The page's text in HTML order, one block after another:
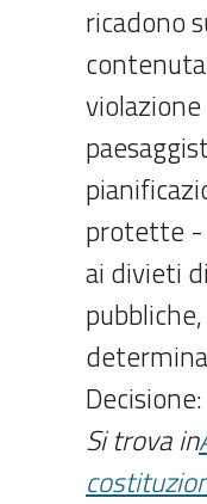
ricadono
protette -
ai divieti
Si trova in